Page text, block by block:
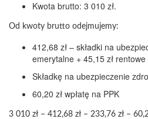
Kwota brutto: 3 010 zł.
Od kwoty brutto odejmujemy:
412,68 zł – składki na
emerytalne + 45,15 zł
Składkę na ubezpieczenie
60,20 zł wpłatę na PPK
3 010 zł – 412,68 zł – 233,76 zł –